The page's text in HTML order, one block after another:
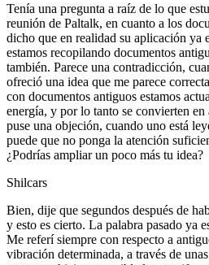
Tenía una pregunta a raíz de lo que
reunión de Paltalk, en cuanto a los
dicho que en realidad su aplicación ya
estamos recopilando documentos
también. Parece una contradicción,
ofreció una idea que me parece
con documentos antiguos estamos
energía, y por lo tanto se convierten
puse una objeción, cuando uno está
puede que no ponga la atención
¿Podrías ampliar un poco más tu idea?
Shilcars
Bien, dije que segundos después de
y esto es cierto. La palabra pasado ya
Me referí siempre con respecto a
vibración determinada, a través de